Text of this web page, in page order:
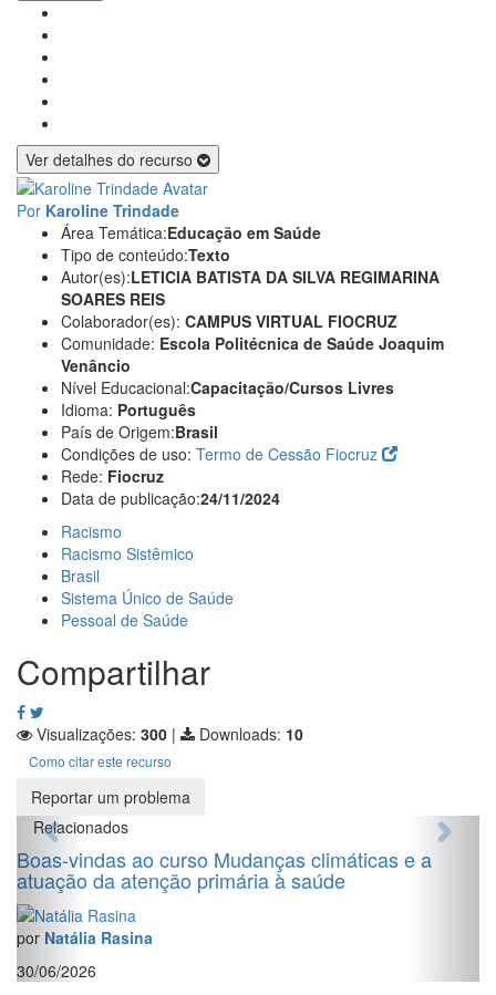
Ver detalhes do recurso
Por Karoline Trindade
Área Temática:Educação em Saúde
Tipo de conteúdo:Texto
Autor(es):LETICIA BATISTA DA SILVA REGIMARINA
SOARES REIS
Colaborador(es): CAMPUS VIRTUAL FIOCRUZ
Comunidade: Escola Politécnica de Saúde Joaquim
Venâncio
Nível Educacional:Capacitação/Cursos Livres
Idioma: Português
País de Origem:Brasil
Condições de uso: Termo de Cessão Fiocruz
Rede: Fiocruz
Data de publicação:24/11/2024
Racismo
Racismo Sistêmico
Brasil
Sistema Único de Saúde
Pessoal de Saúde
Compartilhar
Visualizações: 300 | Downloads: 10
Como citar este recurso
Reportar um problema
Relacionados
Boas-vindas ao curso Mudanças climáticas e a
atuação da atenção primária à saúde
por Natália Rasina
30/06/2026